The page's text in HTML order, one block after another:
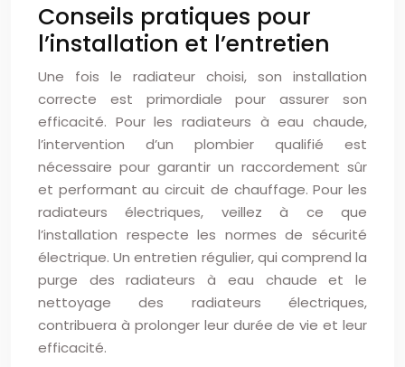
Conseils pratiques pour
l’installation et l’entretien
Une fois le radiateur choisi, son installation
correcte est primordiale pour assurer son
efficacité. Pour les radiateurs à eau chaude,
l’intervention d’un plombier qualifié est
nécessaire pour garantir un raccordement sûr
et performant au circuit de chauffage. Pour les
radiateurs électriques, veillez à ce que
l’installation respecte les normes de sécurité
électrique. Un entretien régulier, qui comprend la
purge des radiateurs à eau chaude et le
nettoyage des radiateurs électriques,
contribuera à prolonger leur durée de vie et leur
efficacité.